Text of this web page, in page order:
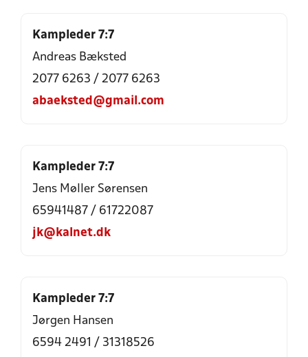
Kampleder 7:7
Andreas Bæksted
2077 6263 / 2077 6263
abaeksted@gmail.com
Kampleder 7:7
Jens Møller Sørensen
65941487 / 61722087
jk@kalnet.dk
Kampleder 7:7
Jørgen Hansen
6594 2491 / 31318526